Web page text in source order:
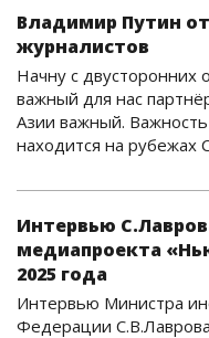
Владимир Путин
журналистов
Начну с двусторонних
важный для нас
Азии важный. Важность
находится на
Интервью
медиапроекта
2025 года
Интервью Министра
Федерации